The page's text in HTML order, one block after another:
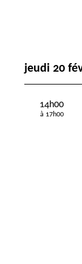
jeudi 20
14h00
à 17h00